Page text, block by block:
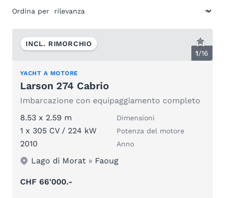
Ordina per
1/16
INCL. RIMORCHIO
YACHT A MOTORE
Larson 274 Cabrio
Imbarcazione con equipaggiamento completo
8.53 x 2.59 m
Dimensioni
1 x 305 CV / 224 kW Potenza del motore
2010 Anno
Lago di Morat » Faoug
CHF 66'000.-